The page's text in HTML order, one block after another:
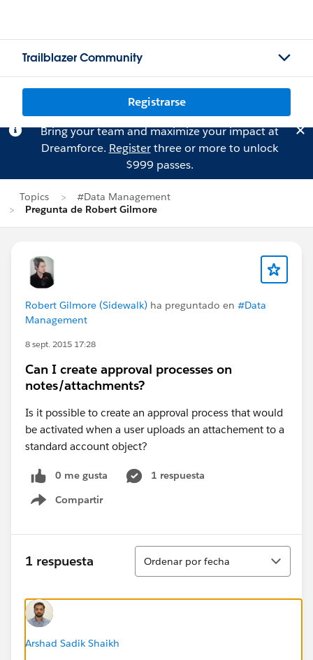
Trailblazer Community
Registrarse
Bring your team and maximize your impact at
Dreamforce. Registerthree or more to unlock
$999 passes.
Topics
#Data Management
Pregunta de Robert Gilmore
Robert Gilmore (Sidewalk) ha preguntado en #Data
Management
8 sept. 2015 17:28
Can I create approval processes on
notes/attachments?
Is it possible to create an approval process that would
be activated when a user uploads an attachement to a
standard account object?
0 me gusta
1 respuesta
Compartir
Show menu
1 respuesta
Ordenar
Ordenar por fecha
Arshad Sadik Shaikh